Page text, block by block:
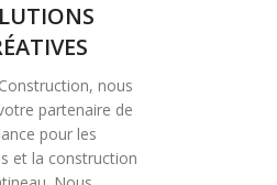
nous
partenaire de
pour les
et la construction